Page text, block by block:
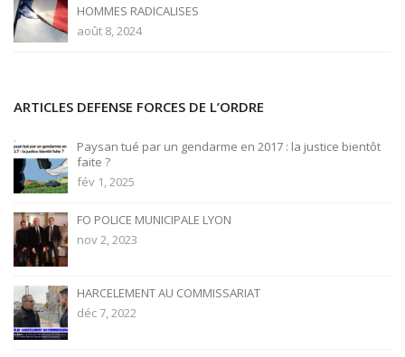
HOMMES RADICALISES
août 8, 2024
ARTICLES DEFENSE FORCES DE L’ORDRE
Paysan tué par un gendarme en 2017 : la justice bientôt
faite ?
fév 1, 2025
FO POLICE MUNICIPALE LYON
nov 2, 2023
HARCELEMENT AU COMMISSARIAT
déc 7, 2022